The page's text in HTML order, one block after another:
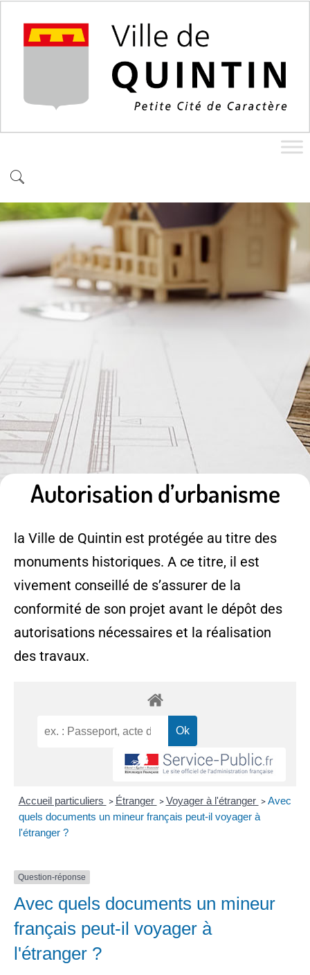
Autorisation d’urbanisme
la Ville de Quintin est protégée au titre des
monuments historiques. A ce titre, il est
vivement conseillé de s’assurer de la
conformité de son projet avant le dépôt des
autorisations nécessaires et la réalisation
des travaux.
Accueil particuliers > Étranger > Voyager à l'étranger > Avec
quels documents un mineur français peut-il voyager à
l'étranger ?
Question-réponse
Avec quels documents un mineur
français peut-il voyager à
l'étranger ?